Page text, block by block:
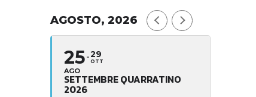
AGOSTO, 2026
25
AGO
29
OTT
SETTEMBRE QUARRATINO
2026